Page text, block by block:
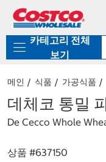
로
기
가
카테고리 전체
보기
메인 식품 가공식품
데체코 통밀
De Cecco Whole
상품 #637150